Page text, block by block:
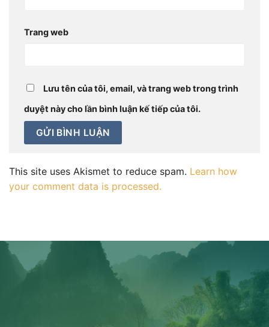
Trang web
Lưu tên của tôi, email, và trang web trong trình
duyệt này cho lần bình luận kế tiếp của tôi.
This site uses Akismet to reduce spam. Learn how
your comment data is processed.